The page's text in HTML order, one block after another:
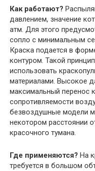
Как работают?
давлением, значение
атм. Для этого
сопло с минимальным
Краска подается в
контуром. Такой
использовать
материалами. Высокое
максимальный перенос
сопротивляемости
безвоздушные модели
некотором расстоянии
красочного тумана.
Где применяются? На
требуется в большом